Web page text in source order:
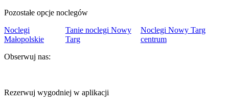
Pozostałe opcje noclegów
Noclegi
Małopolskie
Tanie noclegi Nowy
Targ
Noclegi Nowy Targ
centrum
Obserwuj nas:
Rezerwuj wygodniej w aplikacji